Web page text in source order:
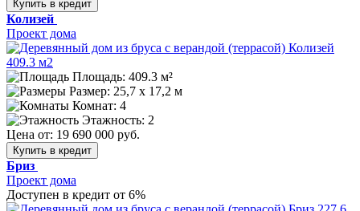
Купить в кредит
Колизей
Проект дома
Площадь: 409.3 м²
Размер: 25,7 х 17,2 м
Комнат: 4
Этажность: 2
Цена от: 19 690 000 руб.
Купить в кредит
Бриз
Проект дома
Доступен в кредит от 6%